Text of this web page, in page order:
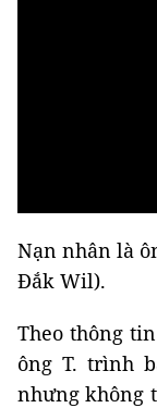
Nạn nhân là
Đắk Wil).
Theo thông
ông T. trình
nhưng không